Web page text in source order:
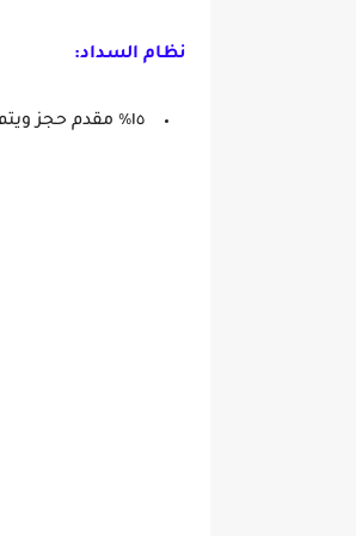
نظام السداد:
١٥٪ مقدم حجز ويتم تقسيط الباقي على أقساط لمدة ١٠ سنوات بالفائدة المعمول بها عند التعاقد.